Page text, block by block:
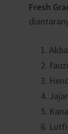
Fresh